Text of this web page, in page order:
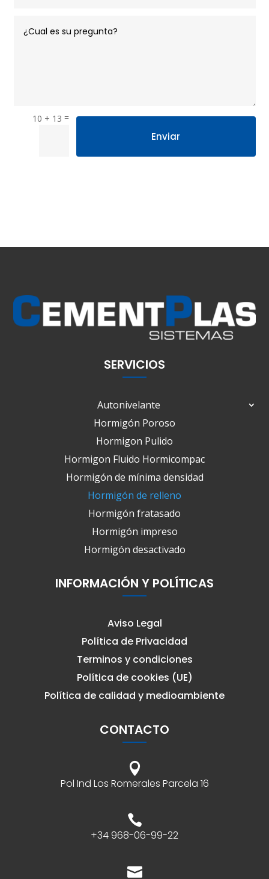
10 + 13 =
Enviar
SERVICIOS
Autonivelante
Hormigón Poroso
Hormigon Pulido
Hormigon Fluido Hormicompac
Hormigón de mínima densidad
Hormigón de relleno
Hormigón fratasado
Hormigón impreso
Hormigón desactivado
INFORMACIÓN Y POLÍTICAS
Aviso Legal
Política de Privacidad
Terminos y condiciones
Política de cookies (UE)
Política de calidad y medioambiente
CONTACTO

Pol Ind Los Romerales Parcela 16

+34 968-06-99-22
